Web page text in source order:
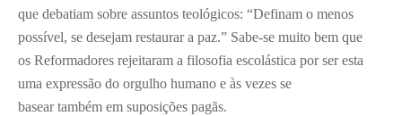
que debatiam sobre assuntos teológicos: “Definam o menos
possível, se desejam restaurar a paz.” Sabe-se muito bem que
os Reformadores rejeitaram a filosofia escolástica por ser esta
uma expressão do orgulho humano e às vezes se
basear também em suposições pagãs.